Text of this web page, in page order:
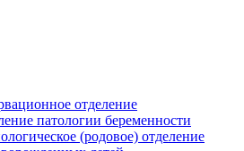
отделение
патологии беременности
(родовое) отделение